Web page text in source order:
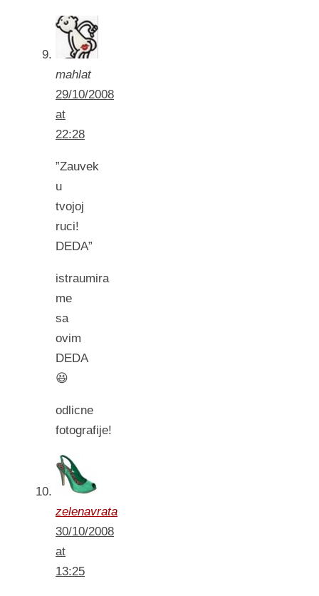
mahlat
29/10/2008
at
22:28
”Zauvek
u
tvojoj
ruci!
DEDA”
istraumira
me
sa
ovim
DEDA
😆
odlicne
fotografije!
zelenavrata
30/10/2008
at
13:25